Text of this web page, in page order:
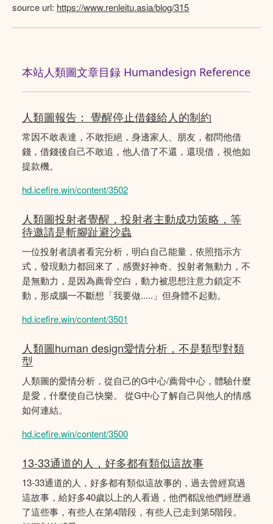
source url: https://www.renleitu.asia/blog/315
本站人類圖文章目録 Humandesign Reference
人類圖報告： 覺醒停止借錢給人的制約
常因不敢表達，不敢拒絕，身邊家人、朋友，都問他借
錢，借錢後自己不敢追，他人借了不還，還現借，視他如
提款機。
hd.icefire.win/content/3502
人類圖投射者覺醒，投射者主動成功策略，等
待邀請是斬腳趾避沙蟲
一位投射者讀者看完分析，明白自己能量，依照指示方
式，發現動力都回來了，感覺好神奇。投射者無動力，不
是無動力，是因為薦骨空白，動力被思想注意力鎖定不
動，形成腦一不斷想「我要做.....」但身體不起動。
hd.icefire.win/content/3501
人類圖human design愛情分析，不是類型對類
型
人類圖的愛情分析，從自己的G中心/薦骨中心，體驗什麼
是愛，什麼使自己快樂。 從G中心了解自己與他人的情感
如何連結。
hd.icefire.win/content/3500
13-33通道的人，好多都有類似這故事
13-33通道的人，好多都有類似這故事的，過去曾經寫過
這故事，給好多40歲以上的人看過，他們都說他們經歴過
了這些事，有些人在第4階段，有些人已走到第5階段。